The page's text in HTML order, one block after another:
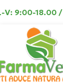
V: 9:00-18.00 /